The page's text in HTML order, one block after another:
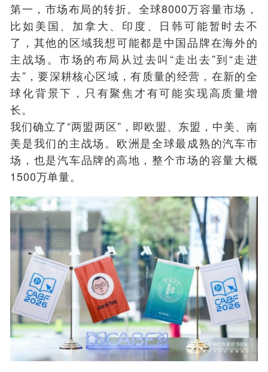
第一，市场布局的转折。 全球8000万容量市场，
比如美国、加拿大、印度、日韩可能暂时去不
了，其他的区域我想可能都是中国品牌在海外的
主战场。市场的布局从过去叫“走出去”到“走进
去”，要深耕核心区域，有质量的经营，在新的全
球化背景下，只有聚焦才有可能实现高质量增
长。
我们确立了“两盟两区”，即欧盟、东盟，中美、南
美是我们的主战场。欧洲是全球最成熟的汽车市
场，也是汽车品牌的高地，整个市场的容量大概
1500万单量。